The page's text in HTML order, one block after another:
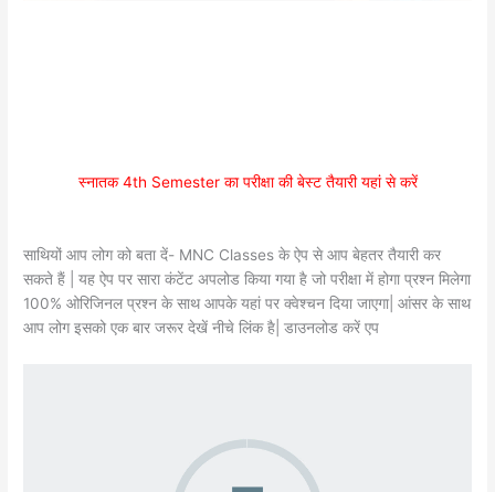
स्नातक 4th Semester का परीक्षा की बेस्ट तैयारी यहां से करें
साथियों आप लोग को बता दें- MNC Classes के ऐप से आप बेहतर तैयारी कर
सकते हैं | यह ऐप पर सारा कंटेंट अपलोड किया गया है जो परीक्षा में होगा प्रश्न मिलेगा
100% ओरिजिनल प्रश्न के साथ आपके यहां पर क्वेश्चन दिया जाएगा| आंसर के साथ
आप लोग इसको एक बार जरूर देखें नीचे लिंक है| डाउनलोड करें एप